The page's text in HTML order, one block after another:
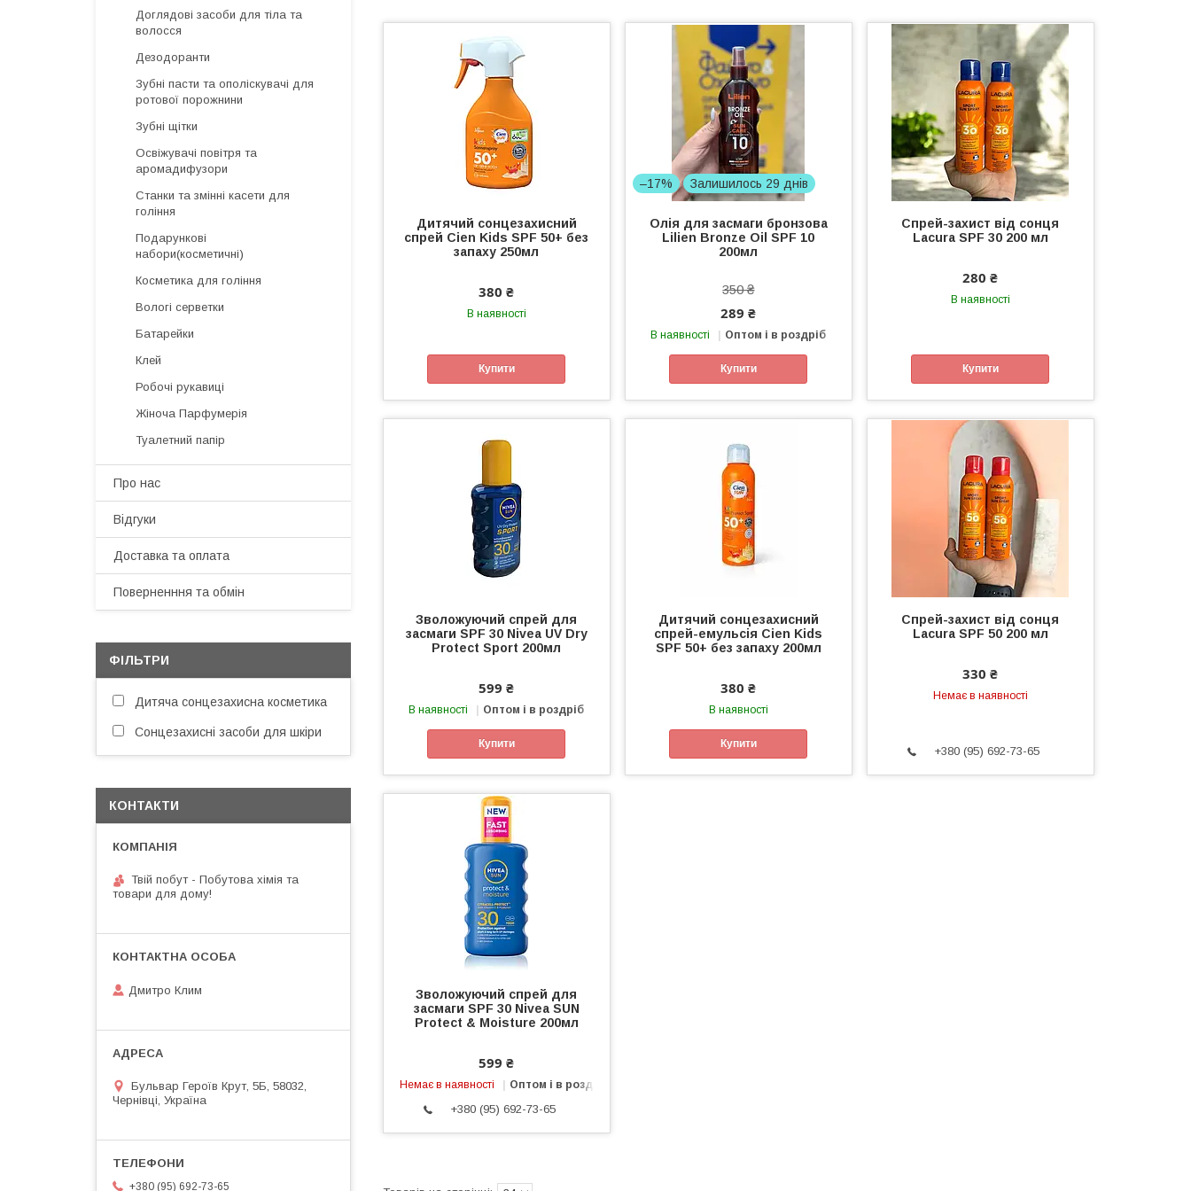
Дитячий сонцезахисний
спрей Cien Kids SPF 50+ без
запаху 250мл
380 ₴
В наявності
Купити
–17% Залишилось 29 днів
Олія для засмаги бронзова
Lilien Bronze Oil SPF 10
200мл
350 ₴
289 ₴
В наявності Оптом і в роздріб
Купити
Спрей-захист від сонця
Lacura SPF 30 200 мл
280 ₴
В наявності
Купити
Зволожуючий спрей для
засмаги SPF 30 Nivea UV Dry
Protect Sport 200мл
599 ₴
В наявності Оптом і в роздріб
Купити
Дитячий сонцезахисний
спрей-емульсія Cien Kids
SPF 50+ без запаху 200мл
380 ₴
В наявності
Купити
Спрей-захист від сонця
Lacura SPF 50 200 мл
330 ₴
Немає в наявності
+380 (95) 692-73-65
Зволожуючий спрей для
засмаги SPF 30 Nivea SUN
Protect & Moisture 200мл
599 ₴
Немає в наявності Оптом і в роздріб
+380 (95) 692-73-65
Доглядові засоби для тіла та
волосся
Дезодоранти
Зубні пасти та ополіскувачі для
ротової порожнини
Зубні щітки
Освіжувачі повітря та
аромадифузори
Cтанки та змінні касети для
гоління
Подарункові
набори(косметичні)
Косметика для гоління
Вологі серветки
Батарейки
Клей
Робочі рукавиці
Жіноча Парфумерія
Туалетний папір
Про нас
Відгуки
Доставка та оплата
Поверненння та обмін
ФІЛЬТРИ
Дитяча сонцезахисна косметика
Сонцезахисні засоби для шкіри
КОНТАКТИ
Твій побут - Побутова хімія та
товари для дому!
Дмитро Клим
Бульвар Героїв Крут, 5Б, 58032,
Чернівці, Україна
+380 (95) 692-73-65